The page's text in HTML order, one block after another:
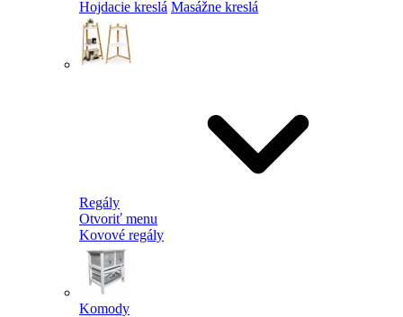
Hojdacie kreslá Masážne kreslá
Regály
Otvoriť menu
Kovové regály
Komody